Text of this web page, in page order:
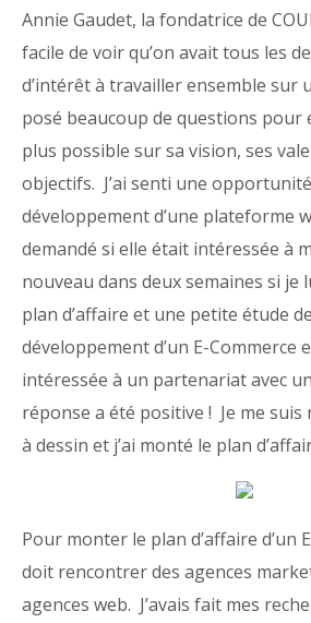
Annie Gaudet, la fondatrice de
facile de voir qu’on avait tous les
d’intérêt à travailler ensemble sur
posé beaucoup de questions pour
plus possible sur sa vision, ses
objectifs. J’ai senti une
développement d’une plateforme
demandé si elle était intéressée à
nouveau dans deux semaines si je
plan d’affaire et une petite étude
développement d’un E-Commerce
intéressée à un partenariat avec
réponse a été positive ! Je me suis
à dessin et j’ai monté le plan
Pour monter le plan d’affaire d’un
doit rencontrer des agences
agences web. J’avais fait mes